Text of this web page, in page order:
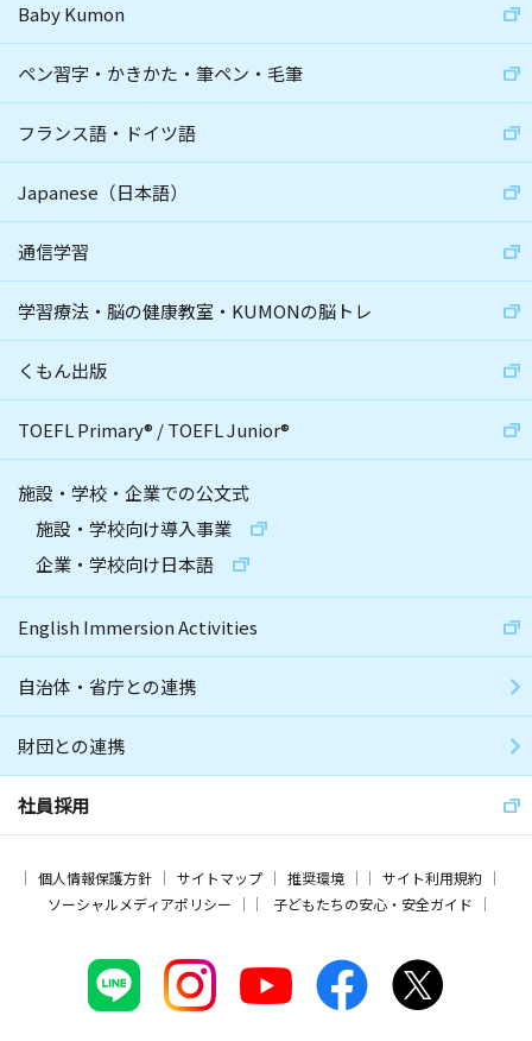
Baby Kumon
ペン習字・かきかた・筆ペン・毛筆
フランス語・ドイツ語
Japanese（日本語）
通信学習
学習療法・脳の健康教室・KUMONの脳トレ
くもん出版
TOEFL Primary® /TOEFL Junior®
施設・学校・企業での公文式
施設・学校向け導入事業
企業・学校向け日本語
English Immersion Activities
自治体・省庁との連携
財団との連携
社員採用
個人情報保護方針 サイトマップ 推奨環境
サイト利用規約
ソーシャルメディアポリシー
子どもたちの安心・安全ガイド